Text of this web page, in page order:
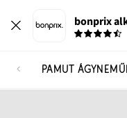
bonprix
PAMUT